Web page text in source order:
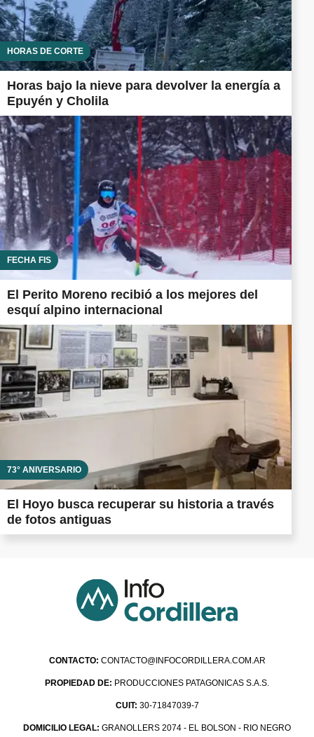
HORAS DE CORTE
Horas bajo la nieve para devolver la energía a
Epuyén y Cholila
FECHA FIS
El Perito Moreno recibió a los mejores del
esquí alpino internacional
73° ANIVERSARIO
El Hoyo busca recuperar su historia a través
de fotos antiguas
CONTACTO: CONTACTO@INFOCORDILLERA.COM.AR
PROPIEDAD DE: PRODUCCIONES PATAGONICAS S.A.S.
CUIT: 30-71847039-7
DOMICILIO LEGAL: GRANOLLERS 2074 - EL BOLSON - RIO NEGRO